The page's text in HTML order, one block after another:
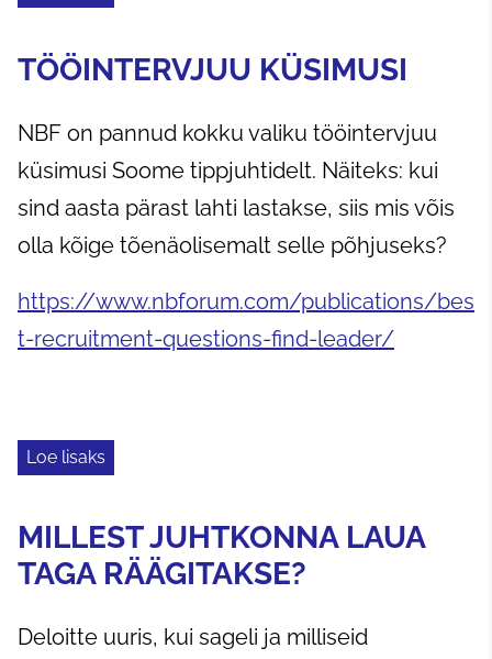
TÖÖINTERVJUU KÜSIMUSI
NBF on pannud kokku valiku tööintervjuu
küsimusi Soome tippjuhtidelt. Näiteks: kui
sind aasta pärast lahti lastakse, siis mis võis
olla kõige tõenäolisemalt selle põhjuseks?
https://www.nbforum.com/publications/bes
t-recruitment-questions-find-leader/
Loe lisaks
MILLEST JUHTKONNA LAUA
TAGA RÄÄGITAKSE?
Deloitte uuris, kui sageli ja milliseid